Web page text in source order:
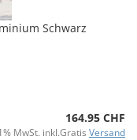
Schwarz
164.95 CHF
MwSt. inkl.Gratis Versand